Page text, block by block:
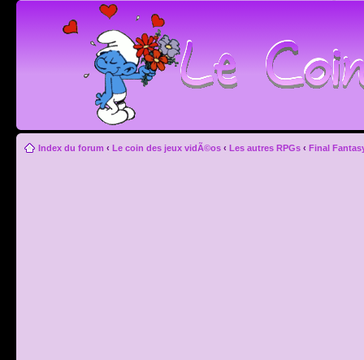
Index du forum ‹ Le coin des jeux vidÃ©os ‹ Les autres RPGs ‹ Final